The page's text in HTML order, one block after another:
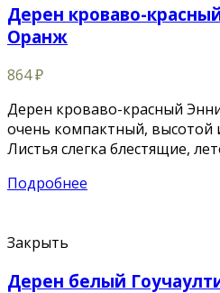
Дерен кроваво-
Оранж
864₽
Дерен кроваво-красный
очень компактный, высотой
Листья слегка блестящие,
Подробнее
Закрыть
Дерен белый